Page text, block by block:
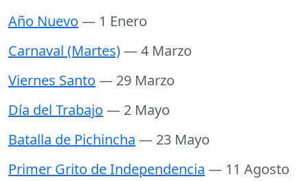
Año Nuevo — 1 Enero
Carnaval (Martes)— 4 Marzo
Viernes Santo — 29 Marzo
Día del Trabajo — 2 Mayo
Batalla de Pichincha — 23 Mayo
Primer Grito de Independencia — 11 Agosto